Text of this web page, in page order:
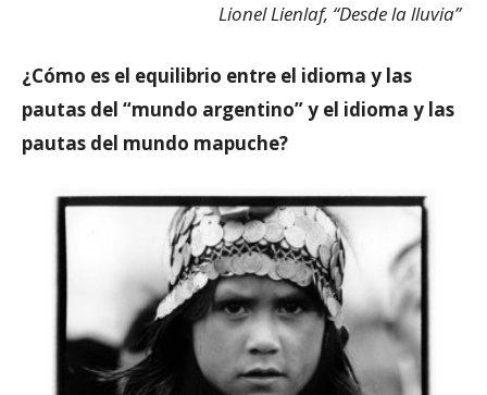
Lionel Lienlaf, “Desde la lluvia”
¿Cómo es el equilibrio entre el idioma y las
pautas del “mundo argentino” y el idioma y las
pautas del mundo mapuche?